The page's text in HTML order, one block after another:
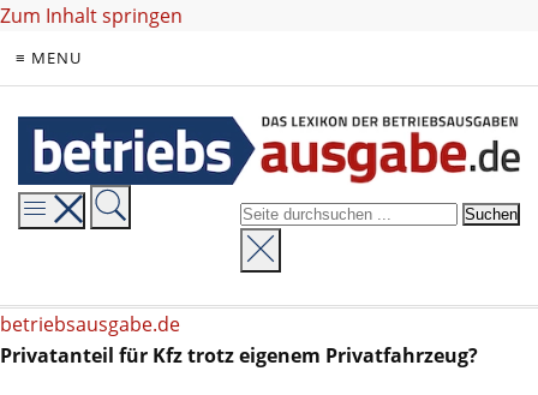
Zum Inhalt springen
≡ MENU
betriebsausgabe.de
Privatanteil für Kfz trotz eigenem Privatfahrzeug?